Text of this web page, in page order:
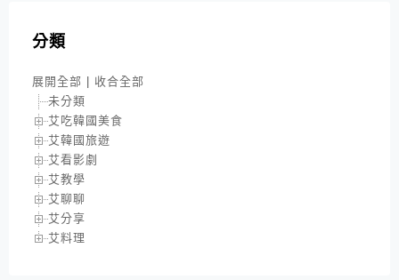
分類
展開全部
收合全部
未分類
艾吃韓國美食
艾韓國旅遊
艾看影劇
艾教學
艾聊聊
艾分享
艾料理